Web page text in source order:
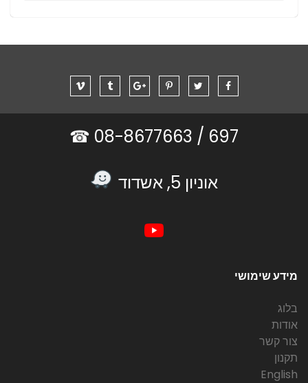
697 /
אוניון 5, אשדוד
מידע שימושי
בלוג
אודות
צור קשר
תקנון
English